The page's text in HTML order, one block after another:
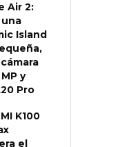
Air 2:
Island
y
Pro
K100
el